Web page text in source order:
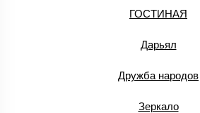
ГОСТИНАЯ
Дарьял
Дружба народов
Зеркало